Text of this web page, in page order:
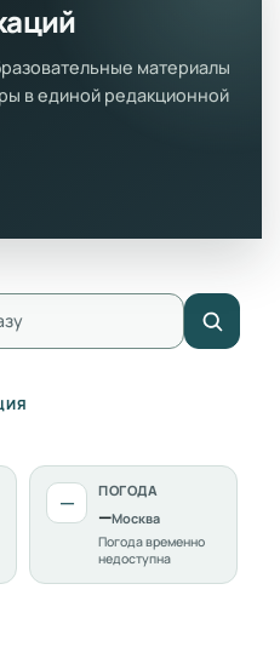
материалы
в единой редакционной
— ПОГОДА
—Москва
Погода временно
недоступна